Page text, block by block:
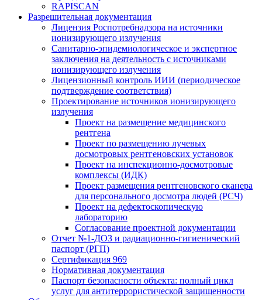
RAPISCAN
Разрешительная документация
Лицензия Роспотребнадзора на источники
ионизирующего излучения
Санитарно-эпидемиологическое и экспертное
заключения на деятельность с источниками
ионизирующего излучения
Лицензионный контроль ИИИ (периодическое
подтверждение соответствия)
Проектирование источников ионизирующего
излучения
Проект на размещение медицинского
рентгена
Проект по размещению лучевых
досмотровых рентгеновских установок
Проект на инспекционно-досмотровые
комплексы (ИДК)
Проект размещения рентгеновского сканера
для персонального досмотра людей (РСЧ)
Проект на дефектоскопическую
лабораторию
Согласование проектной документации
Отчет №1-ДОЗ и радиационно-гигиенический
паспорт (РГП)
Сертификация 969
Нормативная документация
Паспорт безопасности объекта: полный цикл
услуг для антитеррористической защищенности